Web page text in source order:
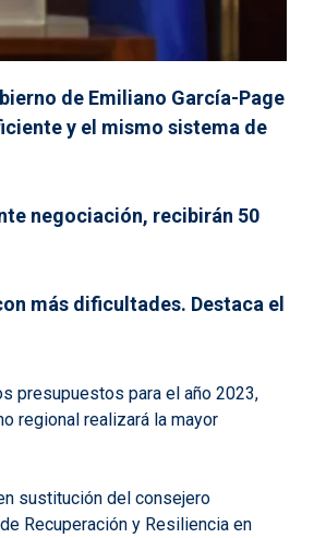
de Emiliano García-Page
y el mismo sistema de
negociación, recibirán 50
más dificultades. Destaca el
presupuestos para el año 2023,
regional realizará la mayor
sustitución del consejero
Recuperación y Resiliencia en